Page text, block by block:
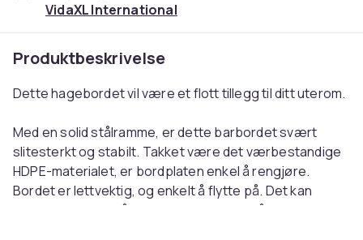
VidaXL International
Produktbeskrivelse
Dette hagebordet vil være et flott tillegg til ditt uterom.
Med en solid stålramme, er dette barbordet svært
slitesterkt og stabilt. Takket være det værbestandige
HDPE-materialet, er bordplaten enkel å rengjøre.
Bordet er lettvektig, og enkelt å flytte på. Det kan
legges sammen når det ikke er i bruk for å spare plass.